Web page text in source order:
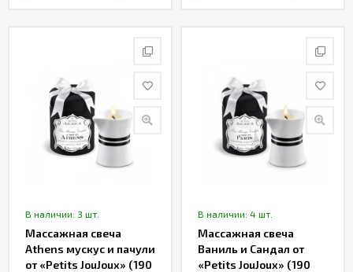
В наличии: 3 шт.
Массажная свеча
Athens мускус и пачули
от «Petits JouJoux» (190
В наличии: 4 шт.
Массажная свеча
Ваниль и Сандал от
«Petits JouJoux» (190